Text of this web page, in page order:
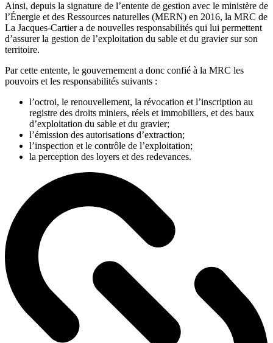
Ainsi, depuis la signature de l’entente de gestion avec le ministère de
l’Énergie et des Ressources naturelles (MERN) en 2016, la MRC de
La Jacques-Cartier a de nouvelles responsabilités qui lui permettent
d’assurer la gestion de l’exploitation du sable et du gravier sur son
territoire.
Par cette entente, le gouvernement a donc confié à la MRC les
pouvoirs et les responsabilités suivants :
l’octroi, le renouvellement, la révocation et l’inscription au
registre des droits miniers, réels et immobiliers, et des baux
d’exploitation du sable et du gravier;
l’émission des autorisations d’extraction;
l’inspection et le contrôle de l’exploitation;
la perception des loyers et des redevances.